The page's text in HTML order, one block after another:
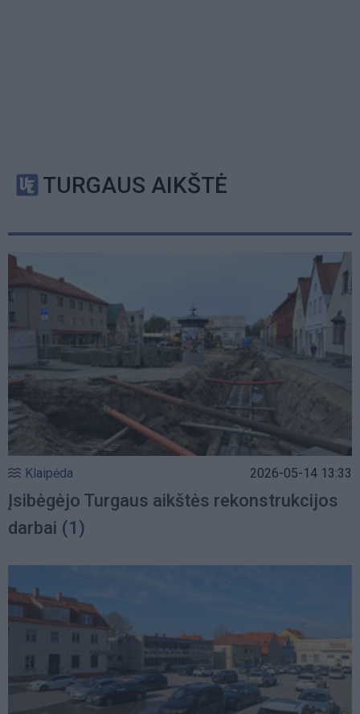
TURGAUS AIKŠTĖ
Klaipėda 2026-05-14 13:33
Įsibėgėjo Turgaus aikštės rekonstrukcijos
darbai (1)